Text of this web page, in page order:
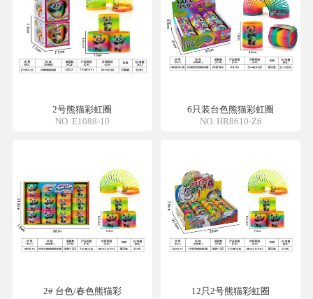
2号熊猫彩虹圈
NO. E1088-10
6只装台色熊猫彩虹圈
NO. HR8610-Z6
2# 台色/春色熊猫彩
12只2号熊猫彩虹圈